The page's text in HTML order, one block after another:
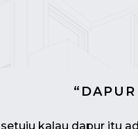
kalau dapur itu